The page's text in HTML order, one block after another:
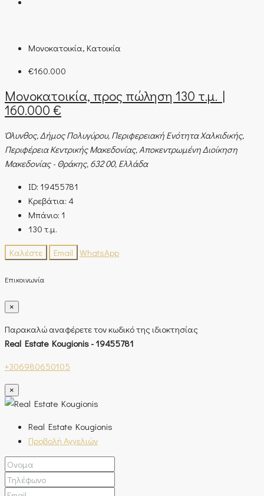
Μονοκατοικία, Κατοικία
€160.000
Μονοκατοικία, προς πώληση 130 τ.μ. |
160.000 €
Όλυνθος, Δήμος Πολυγύρου, Περιφερειακή Ενότητα Χαλκιδικής,
Περιφέρεια Κεντρικής Μακεδονίας, Αποκεντρωμένη Διοίκηση
Μακεδονίας - Θράκης, 632 00, Ελλάδα
ID: 19455781
Κρεβάτια: 4
Μπάνιο: 1
130 τ.μ.
Καλέστε
Email WhatsApp
Επικοινωνία
×
Παρακαλώ αναφέρετε τον κωδικό της ιδιοκτησίας
Real Estate Kougionis - 19455781
+306980650105
×
Real Estate Kougionis
Προβολή Αγγελιών